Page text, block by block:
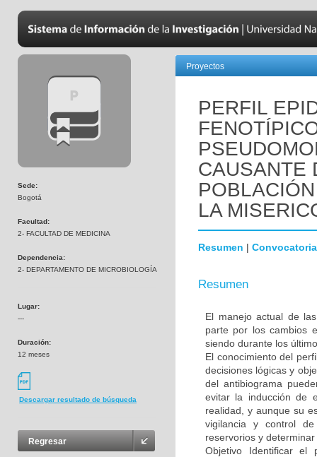
Sede:
Bogotá
Facultad:
2- FACULTAD DE MEDICINA
Dependencia:
2- DEPARTAMENTO DE MICROBIOLOGÍA
Lugar:
---
Duración:
12 meses
Descargar resultado de búsqueda
Regresar
Proyectos
PERFIL
CAUSANTE
LA
Resumen | Convocatoria
Resumen
El manejo actual de
parte por los cambios
siendo durante los
El conocimiento del
decisiones lógicas y
del antibiograma
evitar la inducción de
realidad, y aunque su
vigilancia y control
reservorios y
Objetivo Identificar el